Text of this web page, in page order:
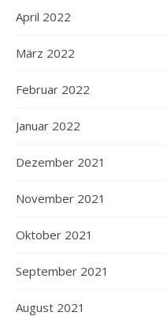
April 2022
März 2022
Februar 2022
Januar 2022
Dezember 2021
November 2021
Oktober 2021
September 2021
August 2021